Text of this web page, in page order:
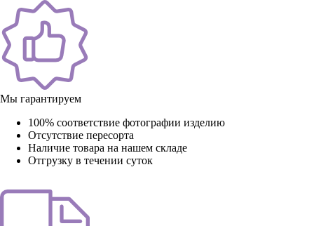
Мы гарантируем
100% соответствие фотографии изделию
Отсутствие пересорта
Наличие товара на нашем складе
Отгрузку в течении суток